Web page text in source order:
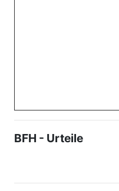
BFH - Urteile